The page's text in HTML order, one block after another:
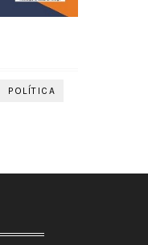
POLÍTICA